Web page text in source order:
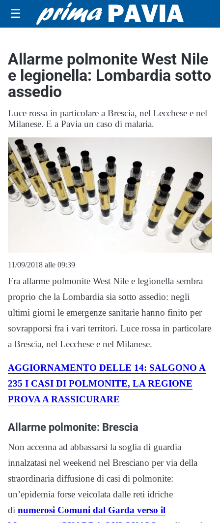
☰
Allarme polmonite West Nile
e legionella: Lombardia sotto
assedio
Luce rossa in particolare a Brescia, nel Lecchese e nel
Milanese. E a Pavia un caso di malaria.
11/09/2018 alle 09:39
Fra allarme polmonite West Nile e legionella sembra
proprio che la Lombardia sia sotto assedio: negli
ultimi giorni le emergenze sanitarie hanno finito per
sovrapporsi fra i vari territori. Luce rossa in particolare
a Brescia, nel Lecchese e nel Milanese.
AGGIORNAMENTO DELLE 14: SALGONO A
235 I CASI DI POLMONITE, LA REGIONE
PROVA A RASSICURARE
Allarme polmonite: Brescia
Non accenna ad abbassarsi la soglia di guardia
innalzatasi nel weekend nel Bresciano per via della
straordinaria diffusione di casi di polmonite:
un’epidemia forse veicolata dalle reti idriche
di numerosi Comuni dal Garda verso il